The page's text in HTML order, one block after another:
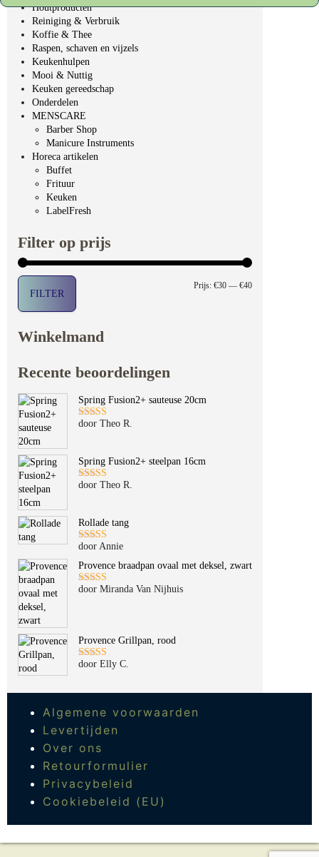
Houtproducten
Reiniging & Verbruik
Koffie & Thee
Raspen, schaven en vijzels
Keukenhulpen
Mooi & Nuttig
Keuken gereedschap
Onderdelen
MENSCARE
Barber Shop
Manicure Instruments
Horeca artikelen
Buffet
Frituur
Keuken
LabelFresh
Filter op prijs
Min. prijs
Max. prijs
FILTER
Prijs: €30 — €40
Winkelmand
Recente beoordelingen
Spring Fusion2+ sauteuse 20cm
Gewaardeerd
door Theo R.
Spring Fusion2+ steelpan 16cm
Gewaardeerd
door Theo R.
Rollade tang
Gewaardeerd
door Annie
Provence braadpan ovaal met deksel, zwart
Gewaardeerd
door Miranda Van Nijhuis
Provence Grillpan, rood
Gewaardeerd
door Elly C.
Algemene voorwaarden
Levertijden
Over ons
Retourformulier
Privacybeleid
Cookiebeleid (EU)